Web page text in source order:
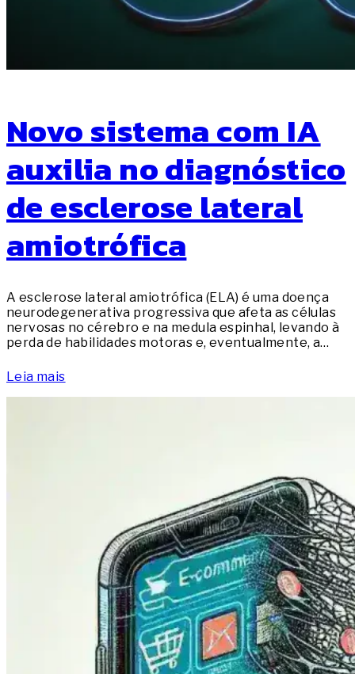
Novo sistema com IA
auxilia no diagnóstico
de esclerose lateral
amiotrófica
A esclerose lateral amiotrófica (ELA) é uma doença
neurodegenerativa progressiva que afeta as células
nervosas no cérebro e na medula espinhal, levando à
perda de habilidades motoras e, eventualmente, a…
Leia mais